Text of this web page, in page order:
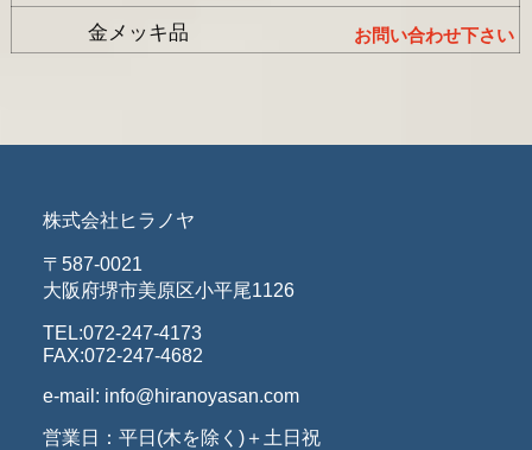
金メッキ品 お問い合わせ下さい
株式会社ヒラノヤ
〒587-0021
大阪府堺市美原区小平尾1126
TEL:072-247-4173
FAX:072-247-4682
e-mail: info@hiranoyasan.com
営業日：平日(木を除く)＋土日祝